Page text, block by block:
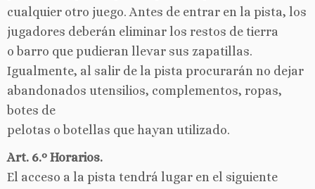
cualquier otro juego. Antes de entrar en la pista, los
jugadores deberán eliminar los restos de tierra
o barro que pudieran llevar sus zapatillas.
Igualmente, al salir de la pista procurarán no dejar
abandonados utensilios, complementos, ropas,
botes de
pelotas o botellas que hayan utilizado.
Art. 6.º Horarios.
El acceso a la pista tendrá lugar en el siguiente